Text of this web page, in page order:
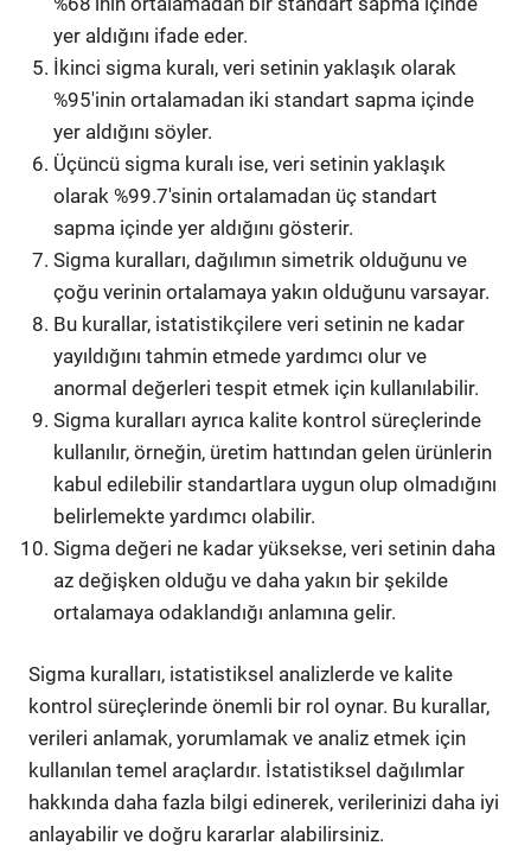
yer aldığını ifade eder.
İkinci sigma kuralı, veri setinin yaklaşık olarak
%95'inin ortalamadan iki standart sapma içinde
yer aldığını söyler.
Üçüncü sigma kuralı ise, veri setinin yaklaşık
olarak %99.7'sinin ortalamadan üç standart
sapma içinde yer aldığını gösterir.
Sigma kuralları, dağılımın simetrik olduğunu ve
çoğu verinin ortalamaya yakın olduğunu varsayar.
Bu kurallar, istatistikçilere veri setinin ne kadar
yayıldığını tahmin etmede yardımcı olur ve
anormal değerleri tespit etmek için kullanılabilir.
Sigma kuralları ayrıca kalite kontrol süreçlerinde
kullanılır, örneğin, üretim hattından gelen ürünlerin
kabul edilebilir standartlara uygun olup olmadığını
belirlemekte yardımcı olabilir.
Sigma değeri ne kadar yüksekse, veri setinin daha
az değişken olduğu ve daha yakın bir şekilde
ortalamaya odaklandığı anlamına gelir.
Sigma kuralları, istatistiksel analizlerde ve kalite
kontrol süreçlerinde önemli bir rol oynar. Bu kurallar,
verileri anlamak, yorumlamak ve analiz etmek için
kullanılan temel araçlardır. İstatistiksel dağılımlar
hakkında daha fazla bilgi edinerek, verilerinizi daha iyi
anlayabilir ve doğru kararlar alabilirsiniz.